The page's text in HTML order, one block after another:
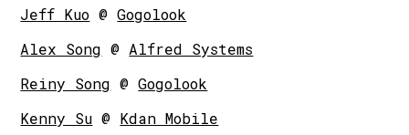
Jeff Kuo @Gogolook
Alex Song @ Alfred Systems
Reiny Song @Gogolook
Kenny Su @ Kdan Mobile